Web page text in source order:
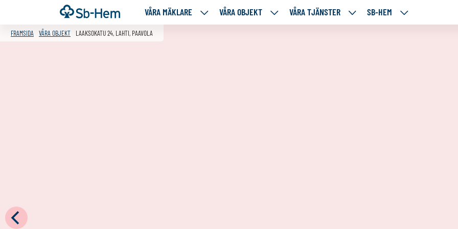
Till
innehållet
Framsida VÅRA MÄKLARE
VÅRA VÅRA OBJEKT
VÅRA VÅRA TJÄNSTER
VÅRASB-HEM
SB-
FRAMSIDA VÅRA OBJEKT LAAKSOKATU 24, LAHTI, PAAVOLA